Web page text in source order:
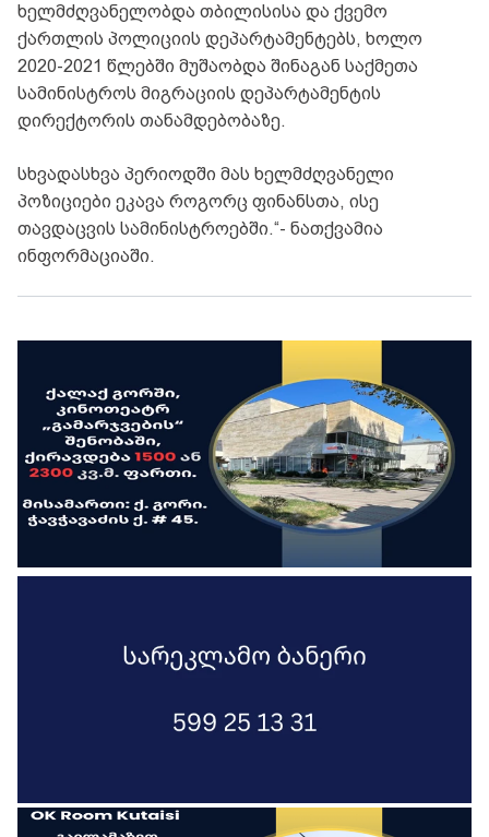
ხელმძღვანელობდა თბილისისა და ქვემო
ქართლის პოლიციის დეპარტამენტებს, ხოლო
2020-2021 წლებში მუშაობდა შინაგან საქმეთა
სამინისტროს მიგრაციის დეპარტამენტის
დირექტორის თანამდებობაზე.
სხვადასხვა პერიოდში მას ხელმძღვანელი
პოზიციები ეკავა როგორც ფინანსთა, ისე
თავდაცვის სამინისტროებში.“- ნათქვამია
ინფორმაციაში.